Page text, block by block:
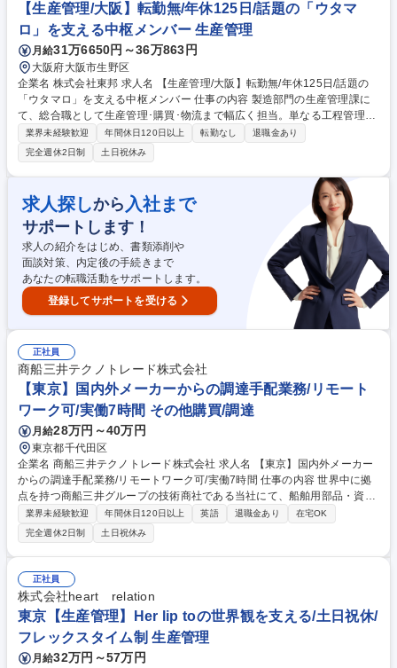
【生産管理/大阪】転勤無/年休125日/話題の「ウタマ
ロ」を支える中枢メンバー 生産管理
月給31万6650円～36万863円
大阪府大阪市生野区
企業名 株式会社東邦 求人名 【生産管理/大阪】転勤無/年休125日/話題の
「ウタマロ」を支える中枢メンバー 仕事の内容 製造部門の生産管理課に
て、総合職として生産管理･購買･物流まで幅広く担当。単なる工程管理に
留まらず、原料調達から製品がお客様に届くまでのフローを一気通貫でコ
ントロールしブランドの安定供給を支えます。 生産管理部門は生産管理、
購買、物流が主な業務となります。 ■原価管理、工程管理、購買管理 ■月
次生産計画の立案 ■物流のコントロール、在庫最適化 「みんなで良いモノ
を作っていこう」という風通しの良い社風が自慢。少数精鋭のため、自分
の担当業務がどう役立っているかがダイレクトに伝わり、強い責任感と達
成感を得られる環境です。改善提案も大歓迎の自由度があります。 募集職
種 【生産管理/大阪】転勤無/年休125日/話題の「ウタマロ」を支える中枢
メンバー
業界未経験歓迎 年間休日120日以上 転勤なし
退職金あり
完全週休2日制
土日祝休み
求人探しから 入社まで
サポートします！
求人の紹介をはじめ、書類添削や
面談対策、内定後の手続きまで
あなたの転職活動をサポートします。
登録してサポートを受ける
正社員
商船三井テクノトレード株式会社
【東京】国内外メーカーからの調達手配業務/リモート
ワーク可/実働7時間 その他購買/調達
月給28万円～40万円
東京都千代田区
企業名 商船三井テクノトレード株式会社 求人名 【東京】国内外メーカー
からの調達手配業務/リモートワーク可/実働7時間 仕事の内容 世界中に拠
点を持つ商船三井グループの技術商社である当社にて、船舶用部品・資材
の調達手配業務をお任せします。 ※グループ外部の企業との取引もござい
ます。 お客様から機器や資材の調達依頼が来るため、内容のヒアリングを
通して、国内外メーカーへの調達手配、社内システムへの入力・管理等を
お任せします。機材・資材の調達に際して、お客様の要望確認や発注先へ
の折衝が含まれるため、一定のコミュニケーション能力が求められます。
◇取引先：商船三井グループにおける船舶管理会社/船会社/造船所 等 募集
職種 【東京】国内外メーカーからの調達手配業務/リモートワーク可/実働
7時間
業界未経験歓迎 年間休日120日以上 英語 退職金あり
在宅OK
完全週休2日制
土日祝休み
正社員
株式会社heart relation
東京【生産管理】Her lip toの世界観を支える/土日祝休/
フレックスタイム制 生産管理
月給32万円～57万円